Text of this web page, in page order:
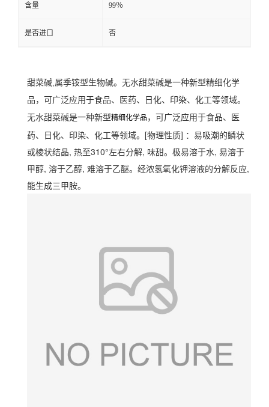
含量 99％
是否进口 否
甜菜碱 ,属季铵型生物碱。无水甜菜碱是一种新型精细化学
品，可广泛应用于食品、医药、日化、印染、化工等领域。
无水甜菜碱是一种新型精细化学品 ，可广泛应用于食品、医
药、日化、印染、化工等领域。 [物理性质] ：易吸潮的鳞状
或棱状结晶, 热至310°左右分解, 味甜。极易溶于水, 易溶于
甲醇, 溶于乙醇, 难溶于乙醚。经浓氢氧化钾溶液的分解反应,
能生成三甲胺。